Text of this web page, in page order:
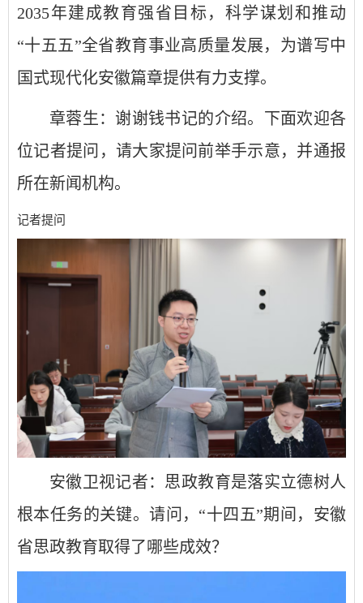
2035年建成教育强省目标，科学谋划和推动
“十五五”全省教育事业高质量发展，为谱写中
国式现代化安徽篇章提供有力支撑。
章蓉生：谢谢钱书记的介绍。下面欢迎各
位记者提问，请大家提问前举手示意，并通报
所在新闻机构。
记者提问
安徽卫视记者：思政教育是落实立德树人
根本任务的关键。请问，“十四五”期间，安徽
省思政教育取得了哪些成效？